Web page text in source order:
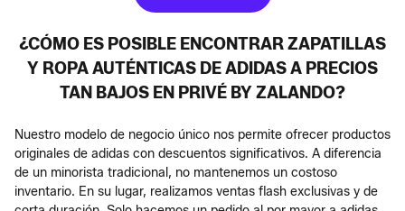
¿CÓMO ES POSIBLE ENCONTRAR ZAPATILLAS
Y ROPA AUTÉNTICAS DE ADIDAS A PRECIOS
TAN BAJOS EN PRIVÉ BY ZALANDO?
Nuestro modelo de negocio único nos permite ofrecer productos
originales de adidas con descuentos significativos. A diferencia
de un minorista tradicional, no mantenemos un costoso
inventario. En su lugar, realizamos ventas flash exclusivas y de